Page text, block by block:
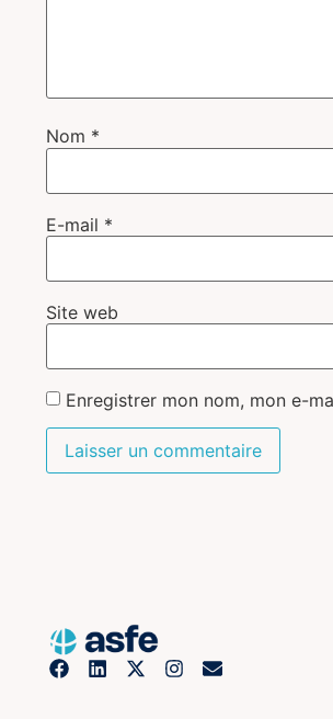
Nom *
E-mail *
Site web
Enregistrer mon nom, mon e-